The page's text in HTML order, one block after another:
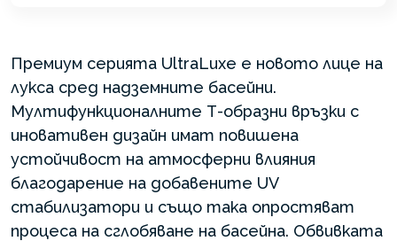
Премиум серията UltraLuxe е новото лице на
лукса сред надземните басейни.
Мултифункционалните Т-образни връзки с
иновативен дизайн имат повишена
устойчивост на атмосферни влияния
благодарение на добавените UV
стабилизатори и също така опростяват
процеса на сглобяване на басейна. Обвивката